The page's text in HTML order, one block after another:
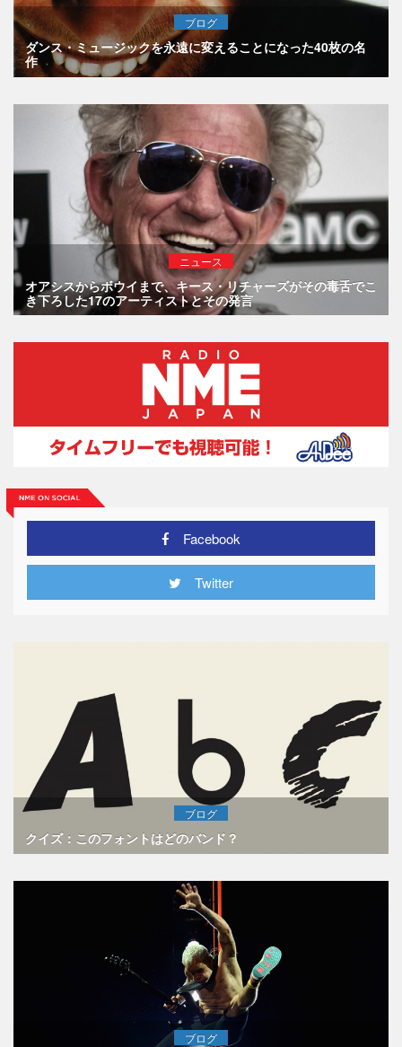
ブログ
ダンス・ミュージックを永遠に変えることになった40枚の名
作
ニュース
オアシスからボウイまで、キース・リチャーズがその毒舌でこ
き下ろした17のアーティストとその発言
Facebook
Twitter
ブログ
クイズ：このフォントはどのバンド？
ブログ